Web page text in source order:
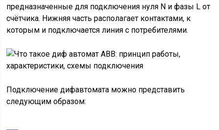
предназначенные для подключения нуля N и фазы L от
счётчика. Нижняя часть располагает контактами, к
которым и подключается линия с потребителями.
Подключение дифавтомата можно представить
следующим образом: